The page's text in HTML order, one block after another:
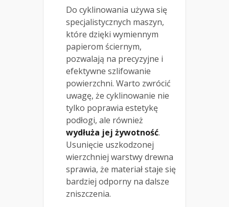
Do cyklinowania używa się
specjalistycznych maszyn,
które dzięki wymiennym
papierom ściernym,
pozwalają na precyzyjne i
efektywne szlifowanie
powierzchni. Warto zwrócić
uwagę, że cyklinowanie nie
tylko poprawia estetykę
podłogi, ale również
wydłuża jej żywotność.
Usunięcie uszkodzonej
wierzchniej warstwy drewna
sprawia, że materiał staje się
bardziej odporny na dalsze
zniszczenia.